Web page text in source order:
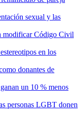
sexual y las
modificar Código Civil
en los
donantes de
un 10 % menos
personas LGBT donen